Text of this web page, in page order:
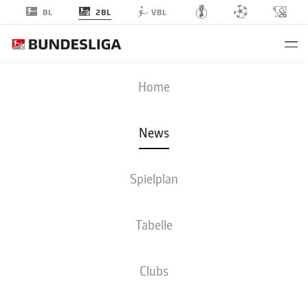
BL 2BL VBL
Home
News
Spielplan
Tabelle
Clubs
DRAMA IM VOLKSPARKSTADION: 96 GEWINNT